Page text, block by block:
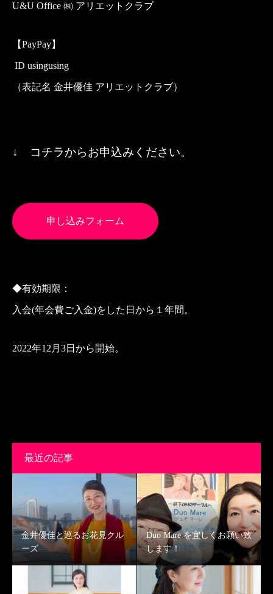
U&U Office ㈱ アリエットクラブ
【PayPay】
ID usingusing
（表記名 金井優佳 アリエットクラブ）
↓ コチラからお申込みください。
申し込みフォーム
◆有効期限：
入会(年会費ご入金)をした日から１年間。
2022年12 月3日から開始。
最近の記事
金井優佳と巡るお花見クル
ーズ
Duo Mare を宜しくお願い致
します！